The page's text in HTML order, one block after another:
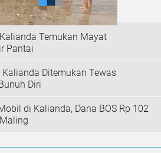
Temukan Mayat
Pantai
Ditemukan Tewas
Diri
di Kalianda, Dana BOS Rp 102